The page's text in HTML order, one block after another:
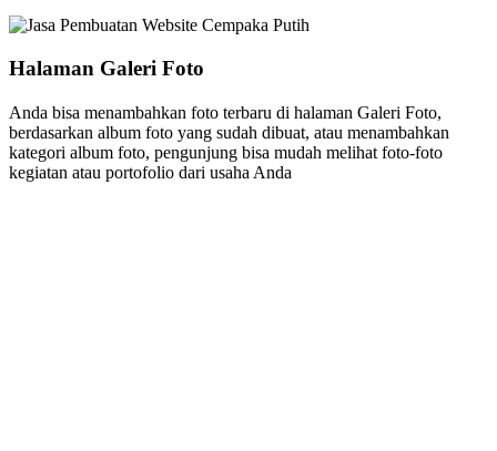
Halaman Galeri Foto
Anda bisa menambahkan foto terbaru di halaman Galeri Foto,
berdasarkan album foto yang sudah dibuat, atau menambahkan
kategori album foto, pengunjung bisa mudah melihat foto-foto
kegiatan atau portofolio dari usaha Anda